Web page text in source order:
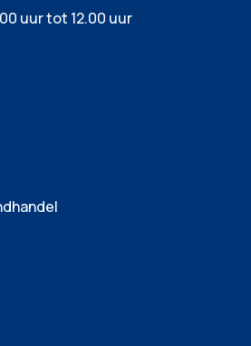
uur tot 12.00 uur